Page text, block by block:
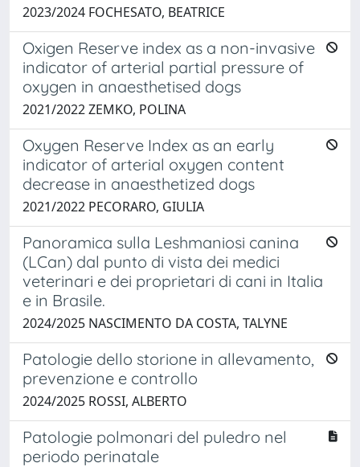
2023/2024 FOCHESATO, BEATRICE
Oxigen Reserve index as a non-invasive
indicator of arterial partial pressure of
oxygen in anaesthetised dogs
2021/2022 ZEMKO, POLINA
Oxygen Reserve Index as an early
indicator of arterial oxygen content
decrease in anaesthetized dogs
2021/2022 PECORARO, GIULIA
Panoramica sulla Leshmaniosi canina
(LCan) dal punto di vista dei medici
veterinari e dei proprietari di cani in Italia
e in Brasile.
2024/2025 NASCIMENTO DA COSTA, TALYNE
Patologie dello storione in allevamento,
prevenzione e controllo
2024/2025 ROSSI, ALBERTO
Patologie polmonari del puledro nel
periodo perinatale